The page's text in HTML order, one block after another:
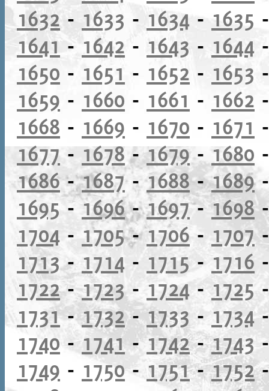
1632- 1633 - 1634 - 1635
1641-1642 - 1643 - 1644
1650 - 1651 - 1652 - 1653
1659 - 1660 - 1661 - 1662
1668 - 1669 - 1670 - 1671
1677- 1678-1679- 1680
1686-1687-1688-1689
1695 -1696-1697-1698
1704 - 1705-1706 - 1707
1713- 1714 - 1715 - 1716
1722-1723-1724-1725
1731-1732-1733 -1734
1740 -1741 -1742-1743
1749 - 1750-1751-1752